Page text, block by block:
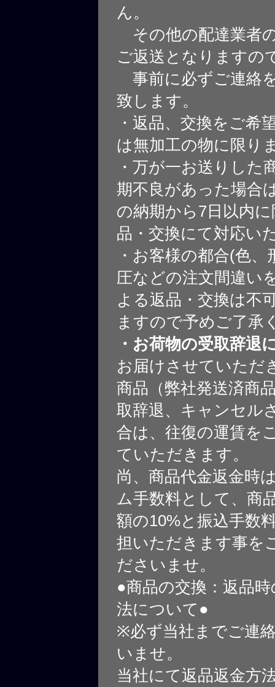
ん。
その他の配達業者
ご返送となりますの
事前に必ずご連絡
致します。
・返品、交換をご希
は無加工の物に限り
・万が一お送りした
期不良があった場合
の納期から7日以内
品・交換にて対応い
・お客様の都合(色、
圧などの注文間違い
よる返品・交換は不
ますので予めご了承
・お荷物の受取辞退
お届けさせていただ
商品（弊社発送済商
取辞退、キャンセル
合は、往復の運賃を
ていただきます。
尚、商品代金返金時
ム手数料として、商
額の10%と振込手数
担いただきます事を
ださいませ。
●商品の交換：返品
法について●
※必ず当社までご連
いませ。
当社にて返品返金方